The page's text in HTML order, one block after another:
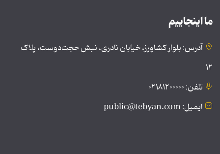
ما اینجاییم
آدرس: بلوار کشاورز، خیابان نادری، نبش حجت‌دوست، پلاک
۱۲
تلفن: ۰۲۱۸۱۲۰۰۰۰۰
ایمیل: public@tebyan.com